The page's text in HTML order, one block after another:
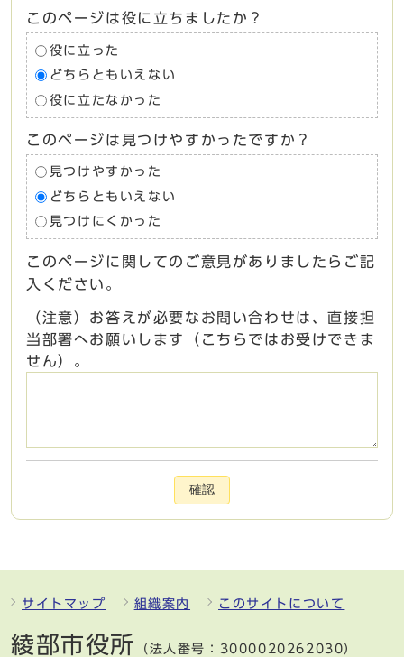
このページは役に立ちましたか？
役に立った
どちらともいえない
役に立たなかった
このページは見つけやすかったですか？
見つけやすかった
どちらともいえない
見つけにくかった
このページに関してのご意見がありましたらご記
入ください。
（注意）お答えが必要なお問い合わせは、直接担
当部署へお願いします（こちらではお受けできま
せん）。
確認
サイトマップ 組織案内 このサイトについて
綾部市役所 （法人番号：3000020262030）